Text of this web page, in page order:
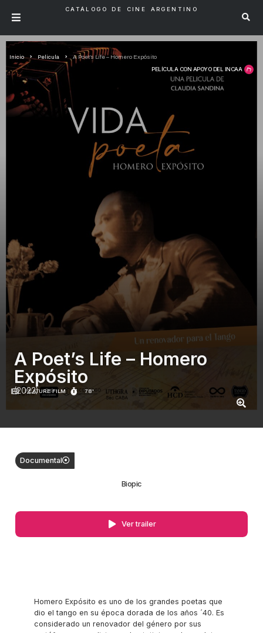
CATÁLOGO DE CINE ARGENTINO
PELÍCULA CON APOYO DEL INCAA
Inicio Pelicula A Poet’s Life – Homero Expósito
FEATURE FILM 78'
A Poet’s Life – Homero
Expósito
(2022)
Documental
Biopic
Ver trailer
Homero Expósito es uno de los grandes poetas que
dio el tango en su época dorada de los años ´40. Es
considerado un renovador del género por sus